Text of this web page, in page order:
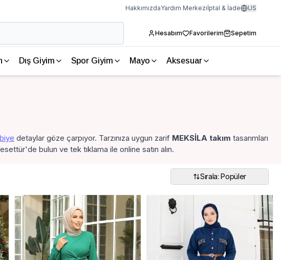
HakkımızdaYardım Merkeziİptal & İade US
Hesabım Favorilerim Sepetim
Dış Giyim Spor Giyim Mayo Aksesuar
detaylar göze çarpıyor. Tarzınıza uygun zarif MEKSİLA takım tasarımları
bulun ve tek tıklama ile online satın alın.
Sırala: Popüler